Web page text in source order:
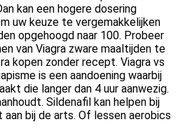
kan een hogere dosering
uw keuze te vergemakkelijken
opgehoogd naar 100. Probeer
van Viagra zware maaltijden te
kopen zonder recept. Viagra vs
is een aandoening waarbij
die langer dan 4 uur aanwezig.
Sildenafil kan helpen bij
bij de arts. Of lessen aerobics